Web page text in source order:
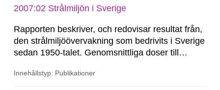
SKB:s återkoppling till det fortsatta forskningsoch
genomförda...
2007:02 Strålmiljön i Sverige
Rapporten beskriver, och redovisar resultat från,
den strålmiljöövervakning som bedrivits i Sverige
sedan 1950-talet. Genomsnittliga doser till
redovisas också. En stor del av övervakningen
Innehållstyp: Publikationer